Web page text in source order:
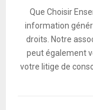
Que Choisir
information
droits. Notre
peut également
votre litige de